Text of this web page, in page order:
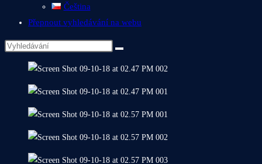
Čeština
Přepnout vyhledávání na webu